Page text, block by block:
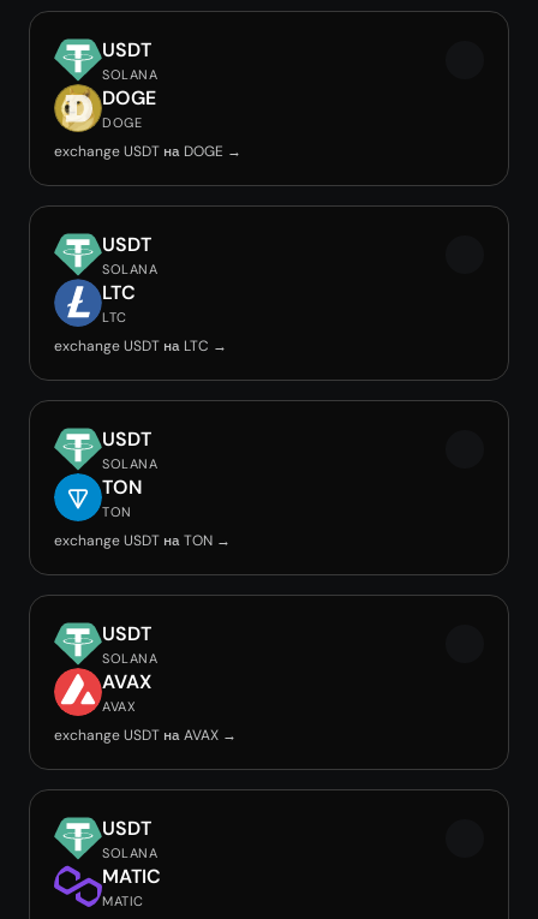
USDT
SOLANA
DOGE
DOGE
exchange USDT на DOGE →
USDT
SOLANA
LTC
LTC
exchange USDT на LTC →
USDT
SOLANA
TON
TON
exchange USDT на TON →
USDT
SOLANA
AVAX
AVAX
exchange USDT на AVAX →
USDT
SOLANA
MATIC
MATIC